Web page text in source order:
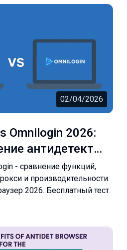
02/04/2026
Omnilogin 2026:
антидетект
- сравнение функций,
и производительности.
2026. Бесплатный тест.